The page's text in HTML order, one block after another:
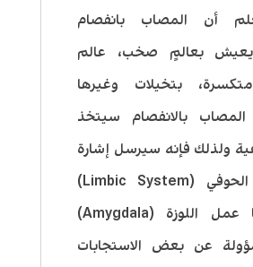
أن المصاب بانفصام
بعالمٍ صخب، عالم
بتخيلات وغيرها
بالانفصام سيتخذ
ولذلك فإنه سيرسل إشارة
إلى الجهاز الحوفي (Limbic System)
يوقف فيها عمل اللوزة (Amygdala)
عن بعض الاستجابات